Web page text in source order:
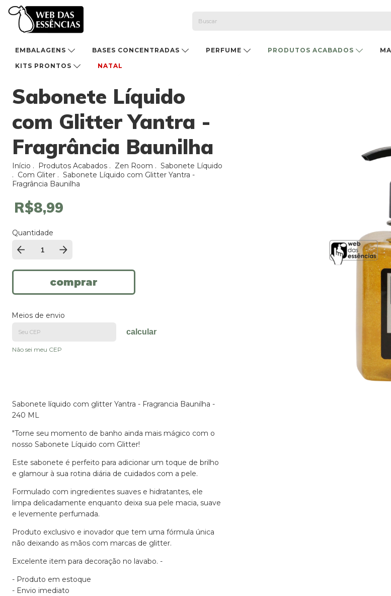
EMBALAGENS BASES CONCENTRADAS PERFUME PRODUTOS ACABADOS
KITS PRONTOS NATAL
Sabonete Líquido
com Glitter Yantra -
Fragrância Baunilha
Início . Produtos Acabados . Zen Room . Sabonete Líquido
. Com Gliter . Sabonete Líquido com Glitter Yantra -
Fragrância Baunilha
R$8,99
Quantidade
Meios de envio
calcular
Não sei meu CEP
Sabonete líquido com glitter Yantra - Fragrancia Baunilha -
240 ML
"Torne seu momento de banho ainda mais mágico com o
nosso Sabonete Líquido com Glitter!
Este sabonete é perfeito para adicionar um toque de brilho
e glamour à sua rotina diária de cuidados com a pele.
Formulado com ingredientes suaves e hidratantes, ele
limpa delicadamente enquanto deixa sua pele macia, suave
e levemente perfumada.
Produto exclusivo e inovador que tem uma fórmula única
não deixando as mãos com marcas de glitter.
Excelente item para decoração no lavabo. -
- Produto em estoque
- Envio imediato